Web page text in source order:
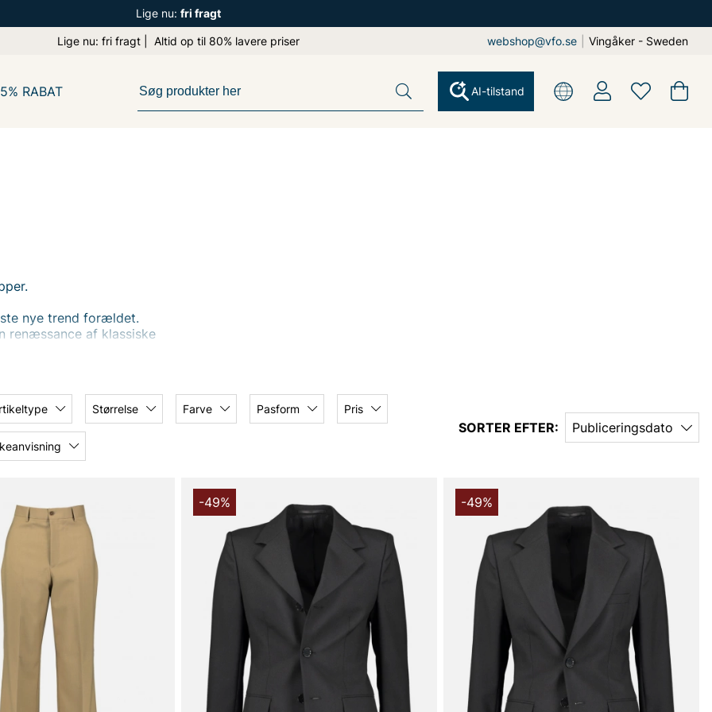
Lige nu: fri fragt
Lige nu: fri fragt | Altid op til 80% lavere priser webshop@vfo.se Vingåker - Sweden
RABAT AI-tilstand
nye trend forældet.
renæssance af klassiske
forretningsmodel, der
og eftertragtet i årevis.
som takket være sin
Størrelse Farve Pasform Pris
SORTER EFTER: Publiceringsdato
-49% -49%